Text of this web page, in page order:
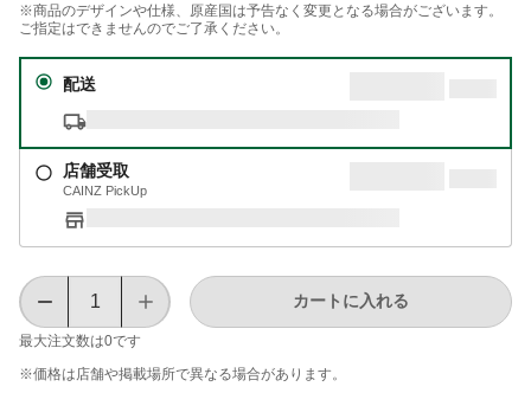
※商品のデザインや仕様、原産国は予告なく変更となる場合がございます。
ご指定はできませんのでご了承ください。
配送
店舗受取
CAINZ PickUp
最大注文数は0です
カートに入れる
※価格は​店舗や​掲載場所で​異なる​場合が​あります。